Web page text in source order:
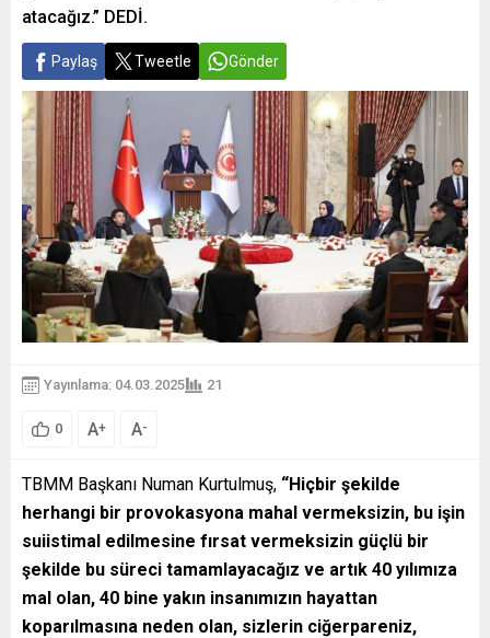
atacağız.” DEDİ.
Paylaş Tweetle Gönder
Yayınlama: 04.03.2025 21
0 A+ A-
TBMM Başkanı Numan Kurtulmuş, “Hiçbir şekilde
herhangi bir provokasyona mahal vermeksizin, bu işin
suiistimal edilmesine fırsat vermeksizin güçlü bir
şekilde bu süreci tamamlayacağız ve artık 40 yılımıza
mal olan, 40 bine yakın insanımızın hayattan
koparılmasına neden olan, sizlerin ciğerpareniz,